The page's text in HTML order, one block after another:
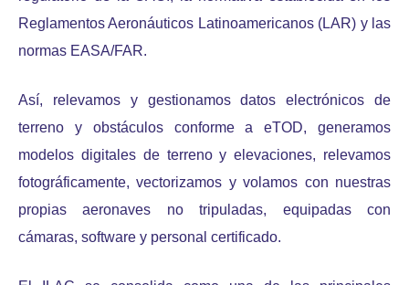
Reglamentos Aeronáuticos Latinoamericanos (LAR) y las
normas EASA/FAR.
Así, relevamos y gestionamos datos electrónicos de
terreno y obstáculos conforme a eTOD, generamos
modelos digitales de terreno y elevaciones, relevamos
fotográficamente, vectorizamos y volamos con nuestras
propias aeronaves no tripuladas, equipadas con
cámaras, software y personal certificado.